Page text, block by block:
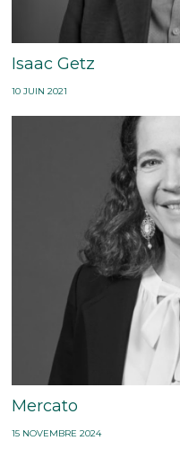
Isaac Getz
10 JUIN 2021
Mercato
15 NOVEMBRE 2024